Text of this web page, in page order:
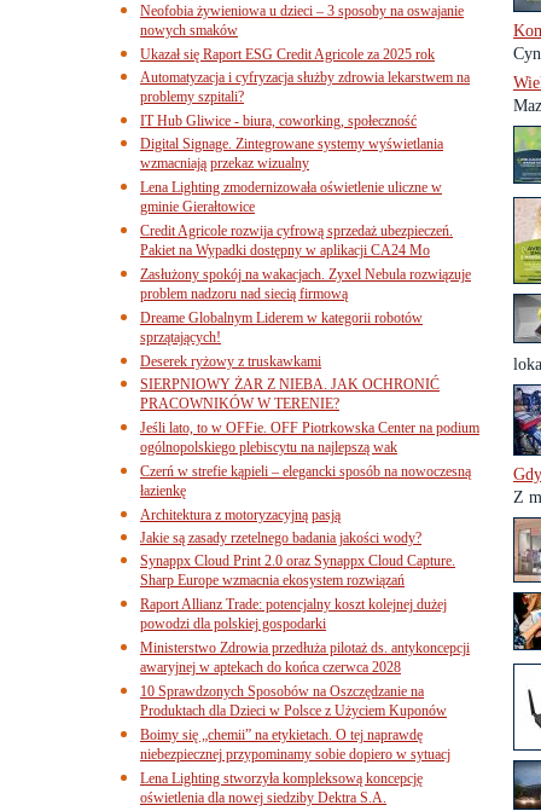
Z
Neofobia żywieniowa u dzieci – 3 sposoby na oswajanie
nowych smaków
Ukazał się Raport ESG Credit Agricole za 2025 rok
Automatyzacja i cyfryzacja służby zdrowia lekarstwem na
problemy szpitali?
IT Hub Gliwice - biura, coworking, społeczność
Digital Signage. Zintegrowane systemy wyświetlania
wzmacniają przekaz wizualny
Lena Lighting zmodernizowała oświetlenie uliczne w
gminie Gierałtowice
Credit Agricole rozwija cyfrową sprzedaż ubezpieczeń.
Pakiet na Wypadki dostępny w aplikacji CA24 Mo
Zasłużony spokój na wakacjach. Zyxel Nebula rozwiązuje
problem nadzoru nad siecią firmową
Dreame Globalnym Liderem w kategorii robotów
sprzątających!
Deserek ryżowy z truskawkami
SIERPNIOWY ŻAR Z NIEBA. JAK OCHRONIĆ
PRACOWNIKÓW W TERENIE?
Jeśli lato, to w OFFie. OFF Piotrkowska Center na podium
ogólnopolskiego plebiscytu na najlepszą wak
Czerń w strefie kąpieli – elegancki sposób na nowoczesną
łazienkę
Architektura z motoryzacyjną pasją
Jakie są zasady rzetelnego badania jakości wody?
Synappx Cloud Print 2.0 oraz Synappx Cloud Capture.
Sharp Europe wzmacnia ekosystem rozwiązań
Raport Allianz Trade: potencjalny koszt kolejnej dużej
powodzi dla polskiej gospodarki
Ministerstwo Zdrowia przedłuża pilotaż ds. antykoncepcji
awaryjnej w aptekach do końca czerwca 2028
10 Sprawdzonych Sposobów na Oszczędzanie na
Produktach dla Dzieci w Polsce z Użyciem Kuponów
Boimy się „chemii” na etykietach. O tej naprawdę
niebezpiecznej przypominamy sobie dopiero w sytuacj
Lena Lighting stworzyła kompleksową koncepcję
oświetlenia dla nowej siedziby Dektra S.A.